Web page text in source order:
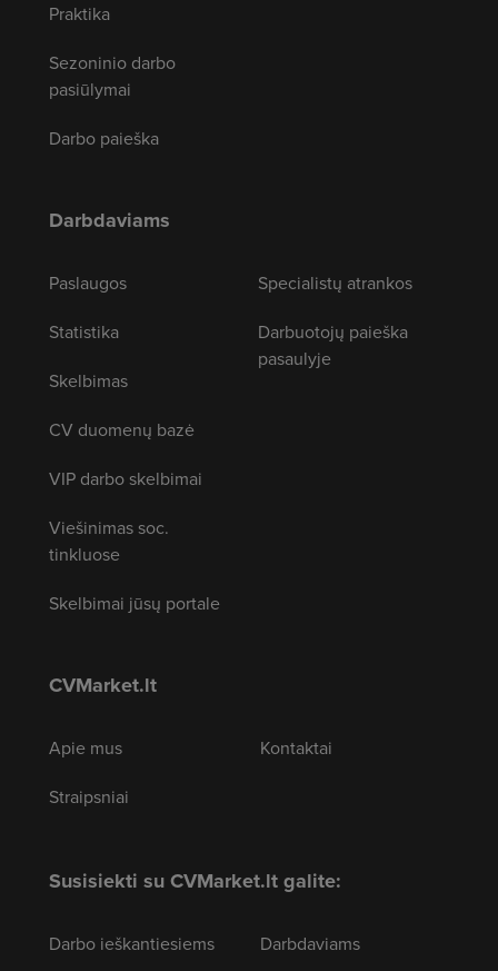
Praktika
Sezoninio darbo
pasiūlymai
Darbo paieška
Darbdaviams
Paslaugos
Statistika
Skelbimas
CV duomenų bazė
VIP darbo skelbimai
Viešinimas soc.
tinkluose
Skelbimai jūsų portale
Specialistų atrankos
Darbuotojų paieška
pasaulyje
CVMarket.lt
Apie mus
Straipsniai
Kontaktai
Susisiekti su CVMarket.lt galite:
Darbo ieškantiesiems Darbdaviams